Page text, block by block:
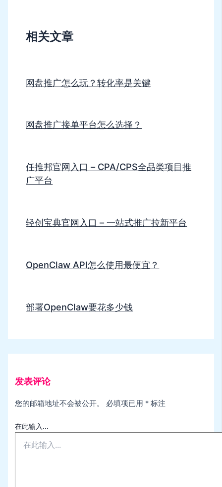
相关文章
网盘推广怎么玩？转化率是关键
网盘推广接单平台怎么选择？
任推邦官网入口 – CPA/CPS全品类项目推
广平台
轻创宝典官网入口 – 一站式推广拉新平台
OpenClaw API怎么使用最便宜？
部署OpenClaw要花多少钱
发表评论
您的邮箱地址不会被公开。 必填项已用 * 标注
在此输入...